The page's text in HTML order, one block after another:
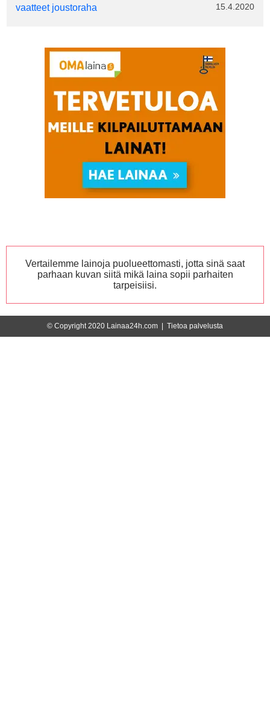
vaatteet joustoraha 15.4.2020
Vertailemme lainoja puolueettomasti, jotta sinä saat
parhaan kuvan siitä mikä laina sopii parhaiten
tarpeisiisi.
© Copyright 2020 Lainaa24h.com | Tietoa palvelusta